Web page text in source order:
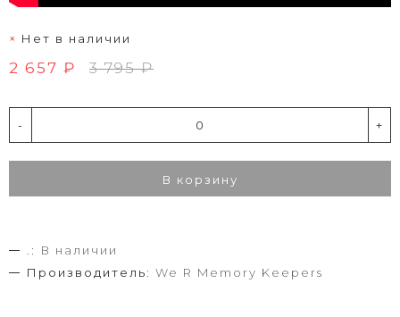
Нет в наличии
2 657 ₽ 3 795 ₽
- +
В корзину
.:
В наличии
Производитель: We R Memory Keepers